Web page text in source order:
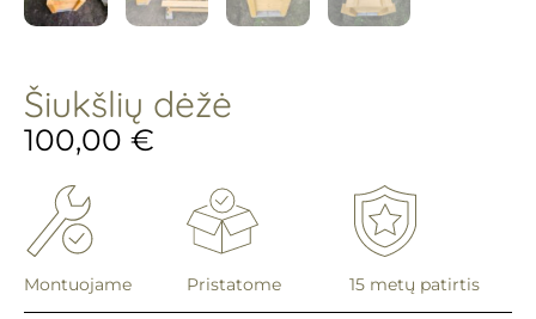
Šiukšlių dėžė
100,00 €
Montuojame Pristatome 15 metų patirtis